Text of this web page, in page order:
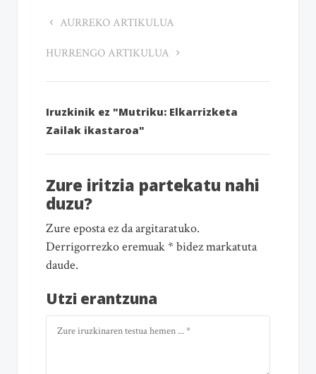
AURREKO ARTIKULUA
HURRENGO ARTIKULUA
Iruzkinik ez "Mutriku: Elkarrizketa
Zailak ikastaroa"
Zure iritzia partekatu nahi
duzu?
Zure eposta ez da argitaratuko.
Derrigorrezko eremuak * bidez markatuta
daude.
Utzi erantzuna